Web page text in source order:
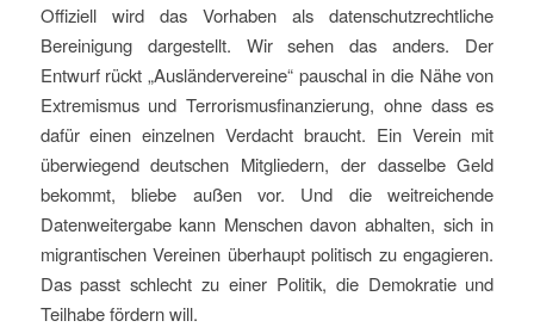
Offiziell wird das Vorhaben als datenschutzrechtliche
Bereinigung dargestellt. Wir sehen das anders. Der
Entwurf rückt „Ausländervereine“ pauschal in die Nähe von
Extremismus und Terrorismusfinanzierung, ohne dass es
dafür einen einzelnen Verdacht braucht. Ein Verein mit
überwiegend deutschen Mitgliedern, der dasselbe Geld
bekommt, bliebe außen vor. Und die weitreichende
Datenweitergabe kann Menschen davon abhalten, sich in
migrantischen Vereinen überhaupt politisch zu engagieren.
Das passt schlecht zu einer Politik, die Demokratie und
Teilhabe fördern will.